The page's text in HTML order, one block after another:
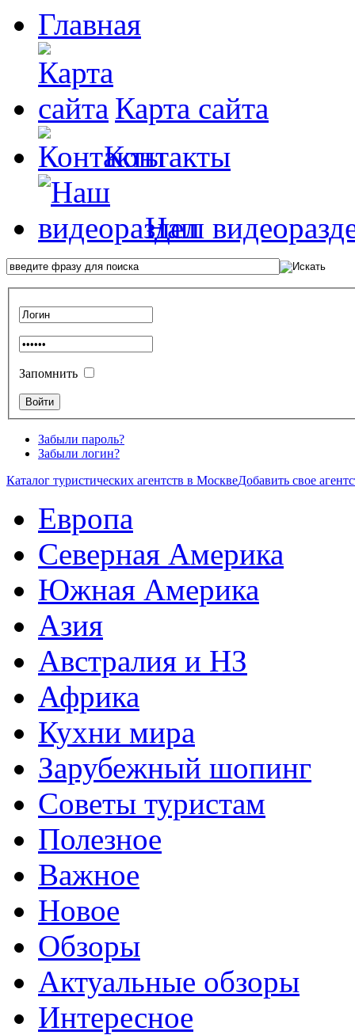
Главная
Карта сайта
Контакты
Наш
Запомнить
Забыли пароль?
Забыли логин?
Каталог туристических агентств в МосквеДобавить свое
Европа
Северная Америка
Южная Америка
Азия
Австралия и НЗ
Африка
Кухни мира
Зарубежный шопинг
Советы туристам
Полезное
Важное
Новое
Обзоры
Актуальные обзоры
Интересное